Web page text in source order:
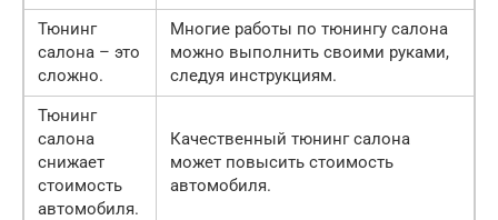
Тюнинг
салона – это
сложно.
Многие работы по тюнингу салона
можно выполнить своими руками,
следуя инструкциям.
Тюнинг
салона
снижает
стоимость
автомобиля.
Качественный тюнинг салона
может повысить стоимость
автомобиля.